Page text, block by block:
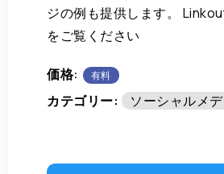
ジの例も提供します。
をご覧ください
価格: 有料
カテゴリー: ソーシャルメ